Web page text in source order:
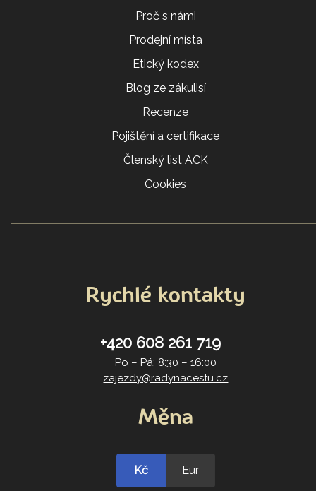
Proč s námi
Prodejní místa
Etický kodex
Blog ze zákulisí
Recenze
Pojištění a certifikace
Členský list ACK
Cookies
Rychlé kontakty
+420 608 261 719
Po – Pá: 8:30 – 16:00
zajezdy@radynacestu.cz
Měna
Kč Eur